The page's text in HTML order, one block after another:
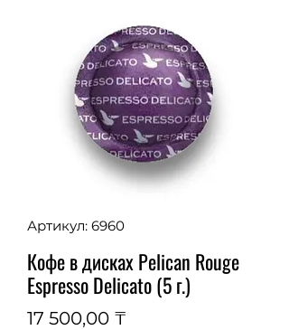
Артикул: 6960
Кофе в дисках Pelican Rouge
Espresso Delicato (5 г.)
17 500,00 ₸